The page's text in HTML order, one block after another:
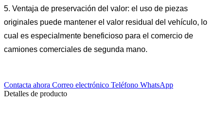
5. Ventaja de preservación del valor: el uso de piezas
originales puede mantener el valor residual del vehículo, lo
cual es especialmente beneficioso para el comercio de
camiones comerciales de segunda mano.
Contacta ahora Correo electrónico Teléfono WhatsApp
Detalles de producto